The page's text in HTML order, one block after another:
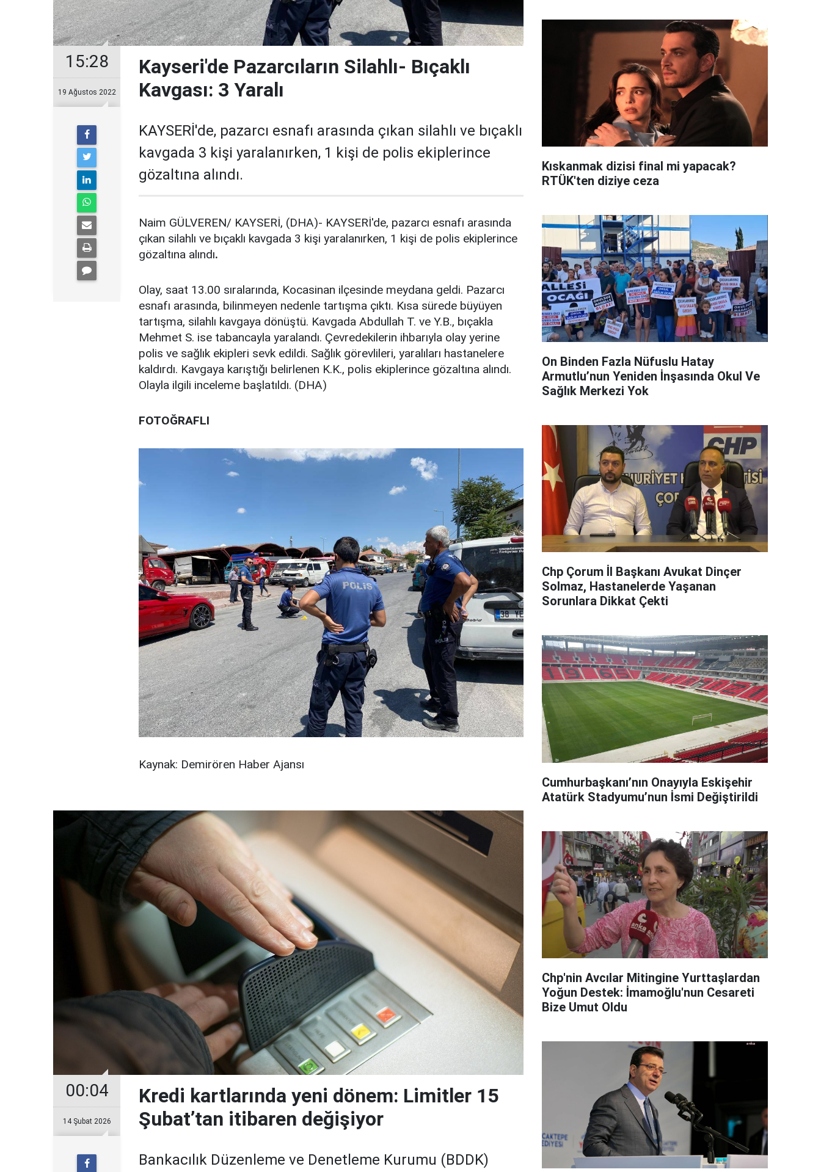
15:28
19 Ağustos 2022
Kayseri'de Pazarcıların Silahlı- Bıçaklı
Kavgası: 3 Yaralı
KAYSERİ'de, pazarcı esnafı arasında çıkan silahlı ve bıçaklı
kavgada 3 kişi yaralanırken, 1 kişi de polis ekiplerince
gözaltına alındı.
Naim GÜLVEREN/ KAYSERİ, (DHA)- KAYSERİ'de, pazarcı esnafı arasında
çıkan silahlı ve bıçaklı kavgada 3 kişi yaralanırken, 1 kişi de polis ekiplerince
gözaltına alındı.
Olay, saat 13.00 sıralarında, Kocasinan ilçesinde meydana geldi. Pazarcı
esnafı arasında, bilinmeyen nedenle tartışma çıktı. Kısa sürede büyüyen
tartışma, silahlı kavgaya dönüştü. Kavgada Abdullah T. ve Y.B., bıçakla
Mehmet S. ise tabancayla yaralandı. Çevredekilerin ihbarıyla olay yerine
polis ve sağlık ekipleri sevk edildi. Sağlık görevlileri, yaralıları hastanelere
kaldırdı. Kavgaya karıştığı belirlenen K.K., polis ekiplerince gözaltına alındı.
Olayla ilgili inceleme başlatıldı. (DHA)
FOTOĞRAFLI
Kaynak: Demirören Haber Ajansı
00:04
14 Şubat 2026
Kredi kartlarında yeni dönem: Limitler 15
Şubat’tan itibaren değişiyor
Bankacılık Düzenleme ve Denetleme Kurumu (BDDK)
Kıskanmak dizisi final mi yapacak?
RTÜK'ten diziye ceza
On Binden Fazla Nüfuslu Hatay
Armutlu’nun Yeniden İnşasında Okul Ve
Sağlık Merkezi Yok
Chp Çorum İl Başkanı Avukat Dinçer
Solmaz, Hastanelerde Yaşanan
Sorunlara Dikkat Çekti
Cumhurbaşkanı’nın Onayıyla Eskişehir
Atatürk Stadyumu’nun İsmi Değiştirildi
Chp'nin Avcılar Mitingine Yurttaşlardan
Yoğun Destek: İmamoğlu'nun Cesareti
Bize Umut Oldu